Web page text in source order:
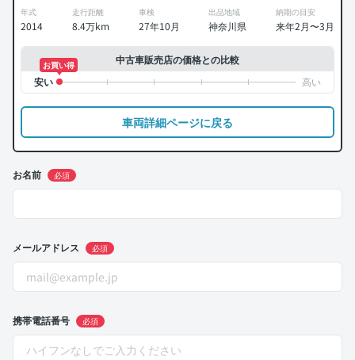
年式
2014
走行距離
8.4万km
車検
27年10月
出品地域
神奈川県
納期の目安
来年2月〜3月
中古車販売店の価格との比較
お買い得
車両詳細ページに戻る
お名前 必須
メールアドレス 必須
携帯電話番号 必須